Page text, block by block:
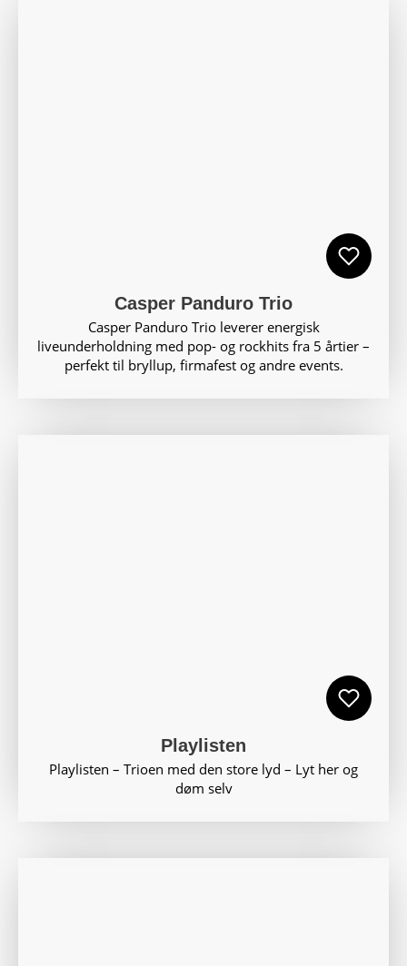
Casper Panduro Trio
Casper Panduro Trio leverer energisk
liveunderholdning med pop- og rockhits fra 5 årtier –
perfekt til bryllup, firmafest og andre events.
Playlisten
Playlisten – Trioen med den store lyd – Lyt her og
døm selv